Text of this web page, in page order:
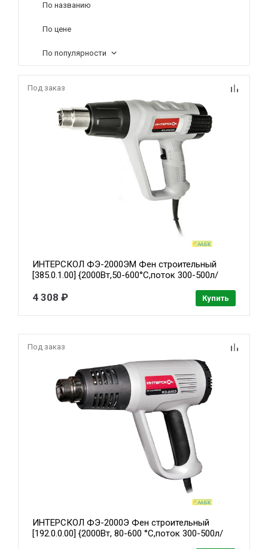
По названию
По цене
По популярности
Под заказ
ИНТЕРСКОЛ ФЭ-2000ЭМ Фен строительный
[385.0.1.00] {2000Вт,50-600°С,поток 300-500л/
4 308 ₽ Купить
Под заказ
ИНТЕРСКОЛ ФЭ-2000Э Фен строительный
[192.0.0.00] {2000Вт, 80-600 °С,поток 300-500л/